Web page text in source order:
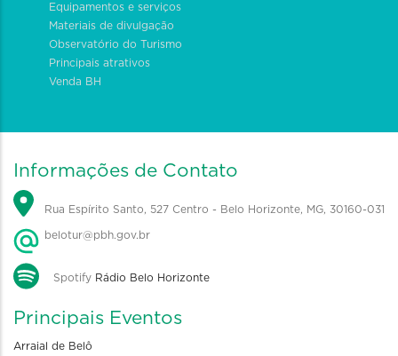
Equipamentos e serviços
Materiais de divulgação
Observatório do Turismo
Principais atrativos
Venda BH
Informações de Contato
Rua Espírito Santo, 527 Centro - Belo Horizonte, MG, 30160-031
belotur@pbh.gov.br
Spotify Rádio Belo Horizonte
Principais Eventos
Arraial de Belô